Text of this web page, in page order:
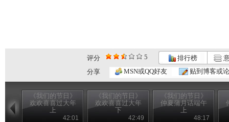
评分 5 排行榜
分享
MSN或QQ好友 贴到博客或
《我们的节日》
欢欢喜喜过大年
上
42:01
《我们的节日》
欢欢喜喜过大年
下
42:49
《我们的节日》
仲夏蒲月话端午
上
48:17